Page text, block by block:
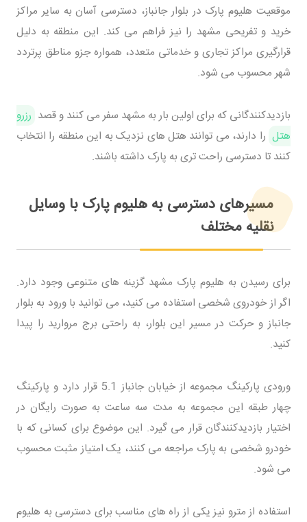
موقعیت هلیوم پارک در بلوار جانباز، دسترسی آسان به سایر مراکز
خرید و تفریحی مشهد را نیز فراهم می کند. این منطقه به دلیل
قرارگیری مراکز تجاری و خدماتی متعدد، همواره جزو مناطق پرتردد
شهر محسوب می شود.
بازدیدکنندگانی که برای اولین بار به مشهد سفر می کنند و قصد رزرو
هتل را دارند، می توانند هتل های نزدیک به این منطقه را انتخاب
کنند تا دسترسی راحت تری به پارک داشته باشند.
مسیرهای دسترسی به هلیوم پارک با وسایل
نقلیه مختلف
برای رسیدن به هلیوم پارک مشهد گزینه های متنوعی وجود دارد.
اگر از خودروی شخصی استفاده می کنید، می توانید با ورود به بلوار
جانباز و حرکت در مسیر این بلوار، به راحتی برج مروارید را پیدا
کنید.
ورودی پارکینگ مجموعه از خیابان جانباز 5.1 قرار دارد و پارکینگ
چهار طبقه این مجموعه به مدت سه ساعت به صورت رایگان در
اختیار بازدیدکنندگان قرار می گیرد. این موضوع برای کسانی که با
خودرو شخصی به پارک مراجعه می کنند، یک امتیاز مثبت محسوب
می شود.
استفاده از مترو نیز یکی از راه های مناسب برای دسترسی به هلیوم